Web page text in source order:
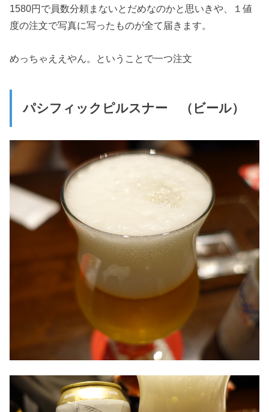
1580円で員数分頼まないとだめなのかと思いきや、１値
度の注文で写真に写ったものが全て届きます。
めっちゃええやん。ということで一つ注文
パシフィックピルスナー （ビール）